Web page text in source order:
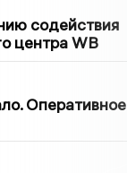
содействия
центра WB
Оперативное